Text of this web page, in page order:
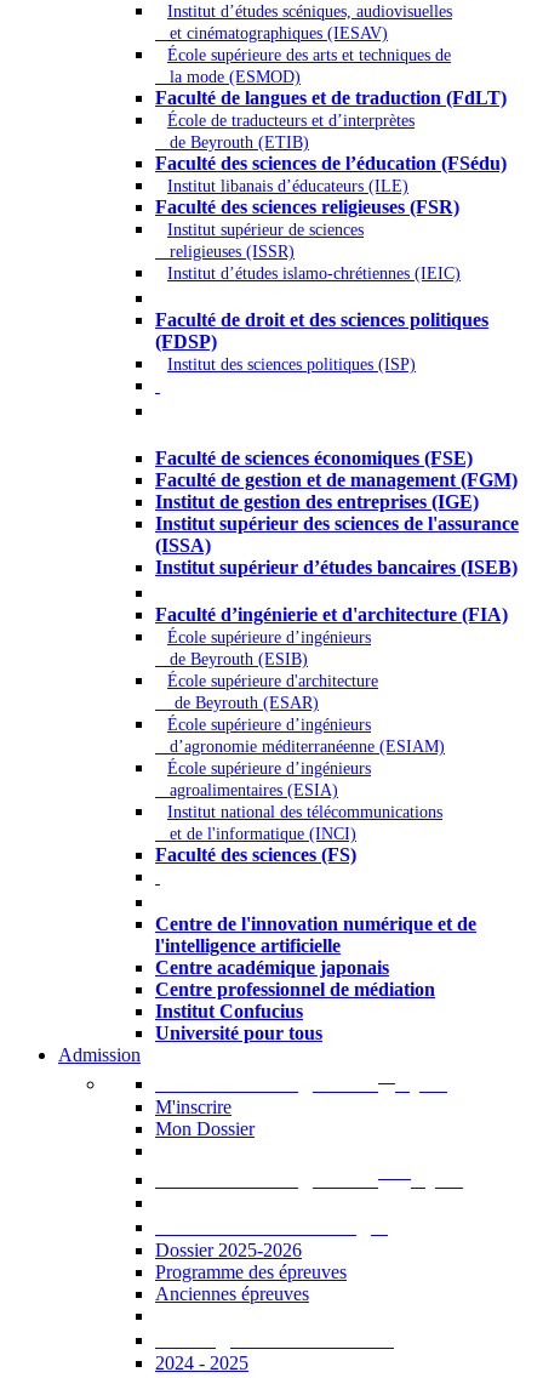
Institut d’études scéniques, audiovisuelles
et cinématographiques (IESAV)
École supérieure des arts et techniques de
la mode (ESMOD)
Faculté de langues et de traduction (FdLT)
École de traducteurs et d’interprètes
de Beyrouth (ETIB)
Faculté des sciences de l’éducation (FSédu)
Institut libanais d’éducateurs (ILE)
Faculté des sciences religieuses (FSR)
Institut supérieur de sciences
religieuses (ISSR)
Institut d’études islamo-chrétiennes (IEIC)
Faculté de droit et des sciences politiques
(FDSP)
Institut des sciences politiques (ISP)
Faculté de sciences économiques (FSE)
Faculté de gestion et de management (FGM)
Institut de gestion des entreprises (IGE)
Institut supérieur des sciences de l'assurance
(ISSA)
Institut supérieur d’études bancaires (ISEB)
Faculté d’ingénierie et d'architecture (FIA)
École supérieure d’ingénieurs
de Beyrouth (ESIB)
École supérieure d'architecture
de Beyrouth (ESAR)
École supérieure d’ingénieurs
d’agronomie méditerranéenne (ESIAM)
École supérieure d’ingénieurs
agroalimentaires (ESIA)
Institut national des télécommunications
et de l'informatique (INCI)
Faculté des sciences (FS)
Centre de l'innovation numérique et de
l'intelligence artificielle
Centre académique japonais
Centre professionnel de médiation
Institut Confucius
Université pour tous
Admission
M'inscrire
Mon Dossier
Dossier 2025-2026
Programme des épreuves
Anciennes épreuves
2024 - 2025